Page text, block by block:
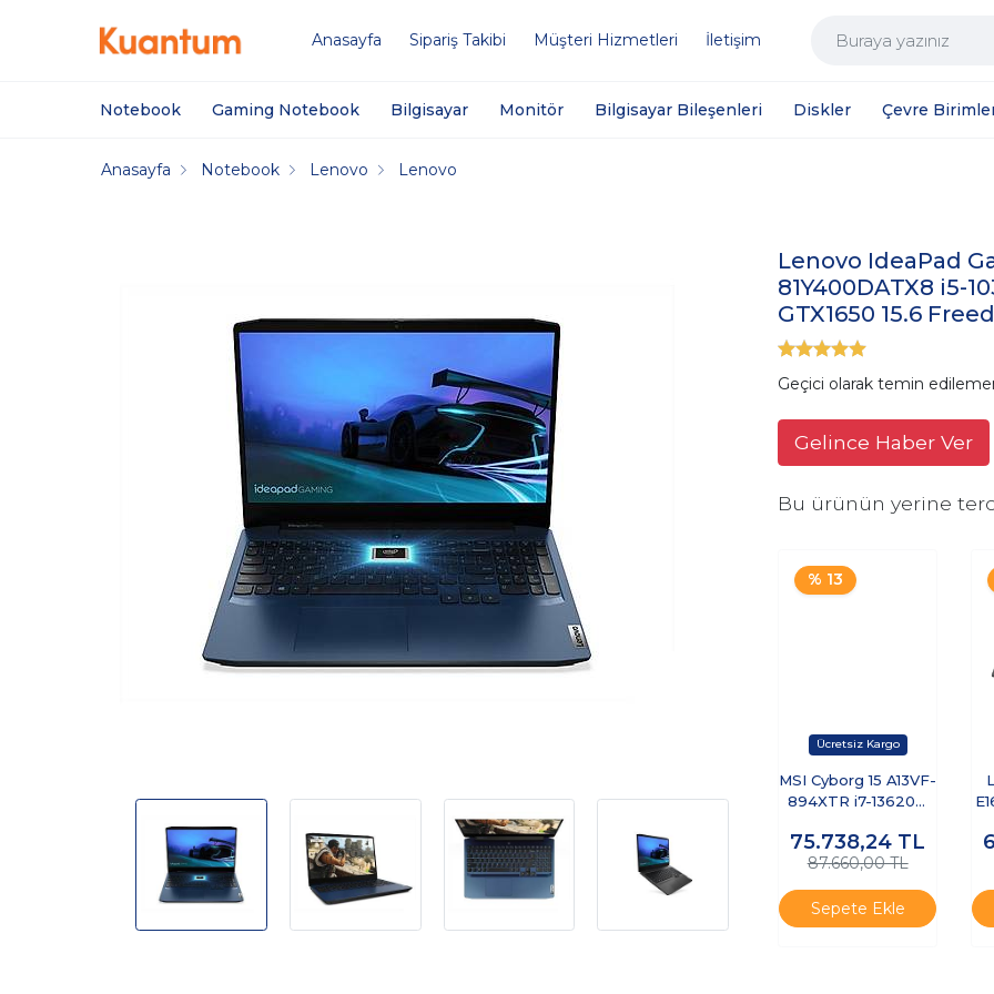
Anasayfa Sipariş Takibi Müşteri Hizmetleri İletişim
Notebook Gaming Notebook Bilgisayar Monitör Bilgisayar Bileşenleri Diskler Çevre
Anasayfa Notebook Lenovo Lenovo
Lenovo IdeaPad
81Y400DATX8 i5-
GTX1650 15.6
Geçici olarak temin
Gelince Haber Ver
Bu ürünün yerine
% 13
MSI Cyborg 15 A13VF-
894XTR i7-13620H
RTX4060 45W 15.6
FHD 144Hz
FreeDOS
75.738,24 TL
87.660,00 TL
Sepete Ekle